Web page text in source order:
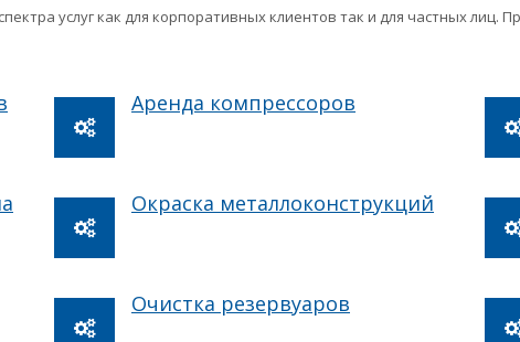
услуг как для корпоративных клиентов так и для частных лиц.
Аренда компрессоров
Окраска металлоконструкций
Очистка резервуаров